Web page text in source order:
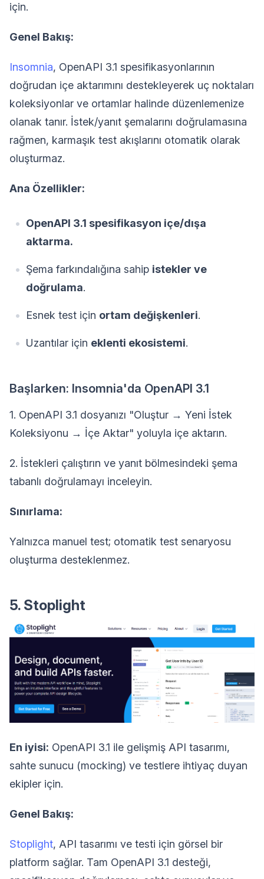
için.
Genel Bakış:
Insomnia, OpenAPI 3.1 spesifikasyonlarının
doğrudan içe aktarımını destekleyerek uç noktaları
koleksiyonlar ve ortamlar halinde düzenlemenize
olanak tanır. İstek/yanıt şemalarını doğrulamasına
rağmen, karmaşık test akışlarını otomatik olarak
oluşturmaz.
Ana Özellikler:
OpenAPI 3.1 spesifikasyon içe/dışa
aktarma.
Şema farkındalığına sahip istekler ve
doğrulama.
Esnek test için ortam değişkenleri.
Uzantılar için eklenti ekosistemi.
Başlarken: Insomnia'da OpenAPI 3.1
1. OpenAPI 3.1 dosyanızı "Oluştur → Yeni İstek
Koleksiyonu → İçe Aktar" yoluyla içe aktarın.
2. İstekleri çalıştırın ve yanıt bölmesindeki şema
tabanlı doğrulamayı inceleyin.
Sınırlama:
Yalnızca manuel test; otomatik test senaryosu
oluşturma desteklenmez.
5. Stoplight
En iyisi: OpenAPI 3.1 ile gelişmiş API tasarımı,
sahte sunucu (mocking) ve testlere ihtiyaç duyan
ekipler için.
Genel Bakış:
Stoplight, API tasarımı ve testi için görsel bir
platform sağlar. Tam OpenAPI 3.1 desteği,